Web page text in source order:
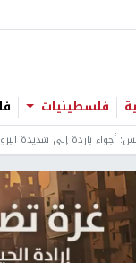
فلسطينيات
أجواء باردة إلى شديدة